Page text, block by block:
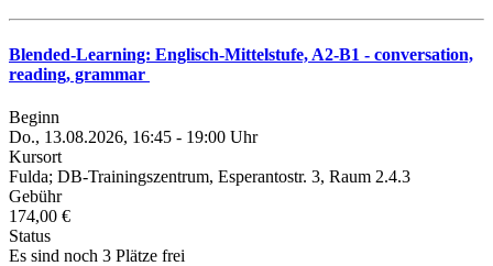
Blended-Learning: Englisch-Mittelstufe, A2-B1 - conversation,
reading, grammar
Beginn
Do., 13.08.2026, 16:45 - 19:00 Uhr
Kursort
Fulda; DB-Trainingszentrum, Esperantostr. 3, Raum 2.4.3
Gebühr
174,00 €
Status
Es sind noch 3 Plätze frei